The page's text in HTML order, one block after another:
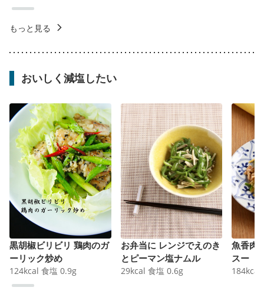
もっと見る
おいしく減塩したい
黒胡椒ビリビリ 鶏肉のガ
ーリック炒め
124kcal 食塩 0.9g
お弁当に レンジでえのき
とピーマン塩ナムル
29kcal 食塩 0.6g
魚香肉
スー
184kcal